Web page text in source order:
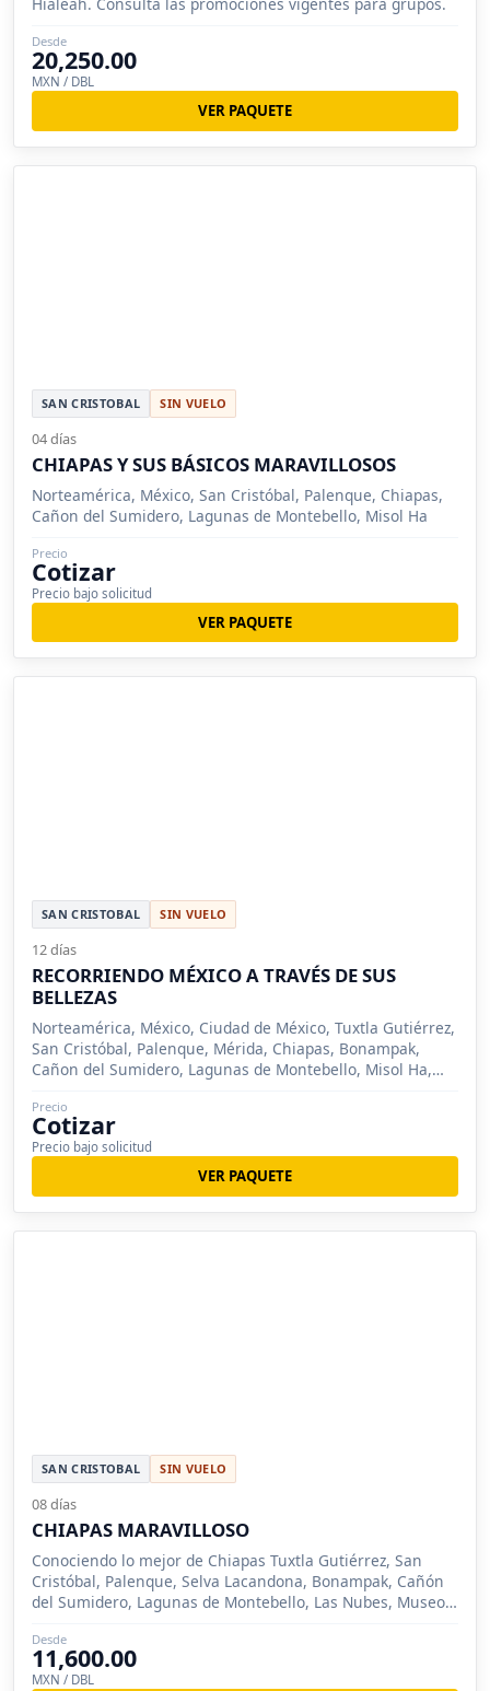
Desde
20,250.00
MXN / DBL
VER PAQUETE
SAN CRISTOBAL SIN VUELO
04 días
CHIAPAS Y SUS BÁSICOS MARAVILLOSOS
Norteamérica, México, San Cristóbal, Palenque, Chiapas,
Cañon del Sumidero, Lagunas de Montebello, Misol Ha
Precio
Cotizar
Precio bajo solicitud
VER PAQUETE
SAN CRISTOBAL SIN VUELO
12 días
RECORRIENDO MÉXICO A TRAVÉS DE SUS
BELLEZAS
Norteamérica, México, Ciudad de México, Tuxtla Gutiérrez,
San Cristóbal, Palenque, Mérida, Chiapas, Bonampak,
Cañon del Sumidero, Lagunas de Montebello, Misol Ha,
Precio
Cotizar
Precio bajo solicitud
VER PAQUETE
SAN CRISTOBAL SIN VUELO
08 días
CHIAPAS MARAVILLOSO
Conociendo lo mejor de Chiapas Tuxtla Gutiérrez, San
Cristóbal, Palenque, Selva Lacandona, Bonampak, Cañón
del Sumidero, Lagunas de Montebello, Las Nubes, Museo
Desde
11,600.00
MXN / DBL